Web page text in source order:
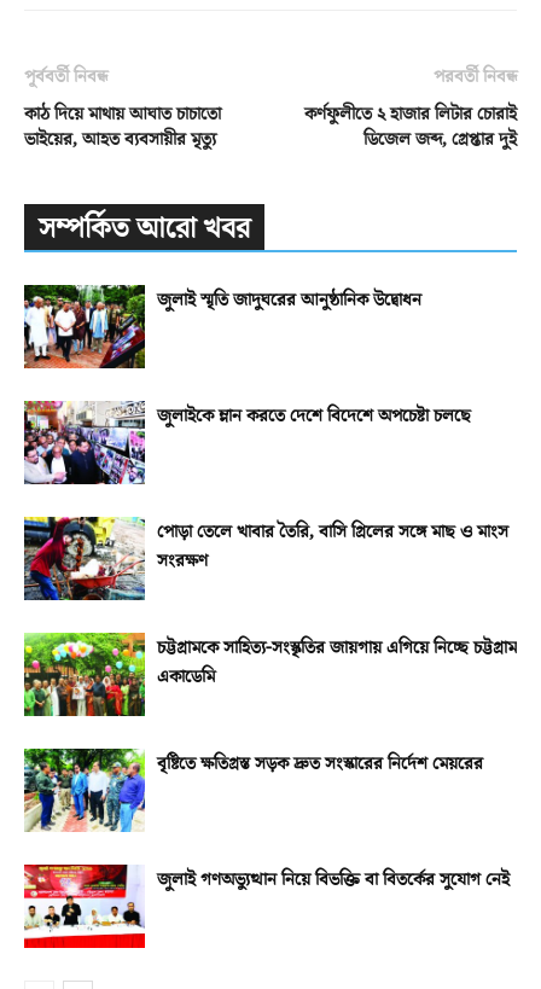
পূর্ববর্তী নিবন্ধ
কাঠ দিয়ে মাথায় আঘাত চাচাতো
ভাইয়ের, আহত ব্যবসায়ীর মৃত্যু
পরবর্তী নিবন্ধ
কর্ণফুলীতে ২ হাজার লিটার চোরাই
ডিজেল জব্দ, গ্রেপ্তার দুই
সম্পর্কিত আরো খবর
জুলাই স্মৃতি জাদুঘরের আনুষ্ঠানিক উদ্বোধন
জুলাইকে ম্লান করতে দেশে বিদেশে অপচেষ্টা চলছে
পোড়া তেলে খাবার তৈরি, বাসি গ্রিলের সঙ্গে মাছ ও মাংস
সংরক্ষণ
চট্টগ্রামকে সাহিত্য-সংস্কৃতির জায়গায় এগিয়ে নিচ্ছে চট্টগ্রাম
একাডেমি
বৃষ্টিতে ক্ষতিগ্রস্ত সড়ক দ্রুত সংস্কারের নির্দেশ মেয়রের
জুলাই গণঅভ্যুত্থান নিয়ে বিভক্তি বা বিতর্কের সুযোগ নেই